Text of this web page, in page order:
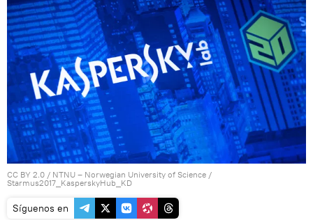
CC BY 2.0 / NTNU – Norwegian University of Science /
Starmus2017_KasperskyHub_KD
Síguenos en